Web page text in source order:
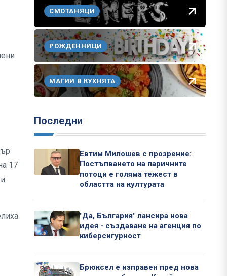
17
СМОТАНЯЦИ
РОЖДЕННИЦИ
МАГИИ В КУХНЯТА
Последни
Евтим Милошев с прозрение:
Постъпването на паричните
потоци е голяма тежест в
областта на културата
"Да, България" лансира нова
идея - създаване на агенция по
киберсигурност
Брюксел е изправен пред нова